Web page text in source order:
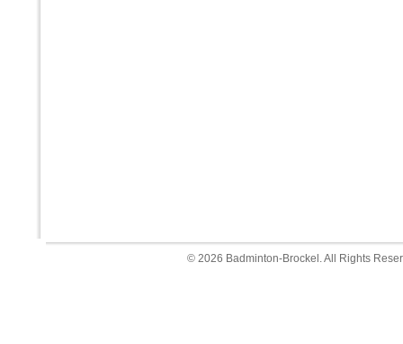
© 2026 Badminton-Brockel. All Rights